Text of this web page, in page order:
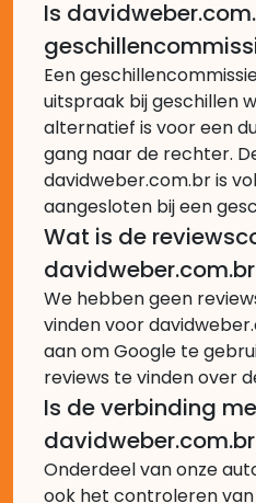
Is
Een
uitspraak bij geschillen
alternatief is voor een
gang naar de rechter.
davidweber.com.br is
aangesloten bij een
Wat is de
We hebben geen
vinden voor
aan om Google te
reviews te vinden over
Is de verbinding
Onderdeel van onze
ook het controleren van